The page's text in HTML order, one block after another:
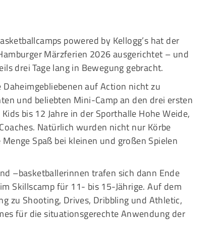
powered by Kellogg’s hat der
Märzferien 2026 ausgerichtet – und
drei Tage lang in Bewegung gebracht.
auf Action nicht zu
und beliebten Mini-Camp an den drei ersten
bis 12 Jahre in der Sporthalle Hohe Weide,
Natürlich wurden nicht nur Körbe
Spaß bei kleinen und großen Spielen
–basketballerinnen trafen sich dann Ende
Skillscamp für 11- bis 15-Jährige. Auf dem
zu Shooting, Drives, Dribbling und Athletic,
für die situationsgerechte Anwendung der